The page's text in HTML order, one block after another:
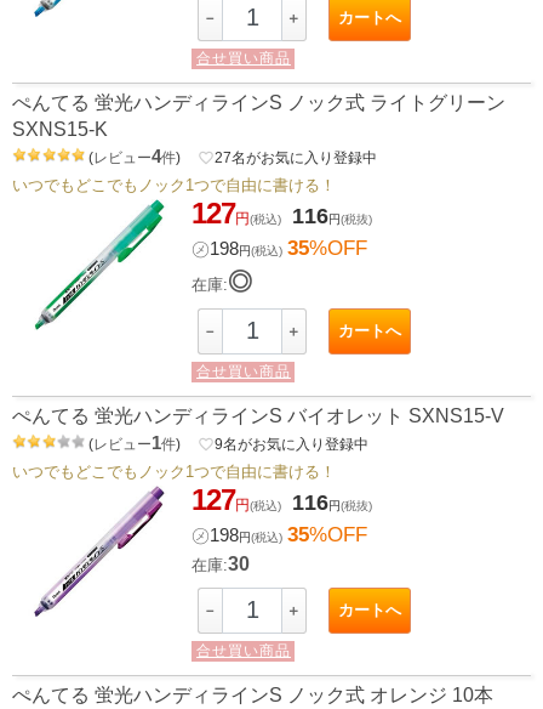
－ ＋ カートへ
合せ買い商品
ぺんてる 蛍光ハンディラインS ノック式 ライトグリーン
SXNS15-K
(レビュー4件) favorite_border27名がお気に入り登録中
いつでもどこでもノック1つで自由に書ける！
127円(税込) 116円(税抜)
㋱198円(税込) 35%OFF
在庫:◎
－ ＋ カートへ
合せ買い商品
ぺんてる 蛍光ハンディラインS バイオレット SXNS15-V
(レビュー1件) favorite_border9名がお気に入り登録中
いつでもどこでもノック1つで自由に書ける！
127円(税込) 116円(税抜)
㋱198円(税込) 35%OFF
在庫:30
－ ＋ カートへ
合せ買い商品
ぺんてる 蛍光ハンディラインS ノック式 オレンジ 10本